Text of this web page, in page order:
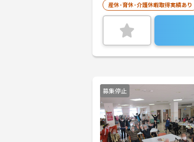
産休･育休･介護休暇取得実績あり
募集停止